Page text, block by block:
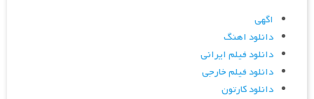
اگهی
دانلود اهنگ
دانلود فیلم ایرانی
دانلود فیلم خارجی
دانلود کارتون